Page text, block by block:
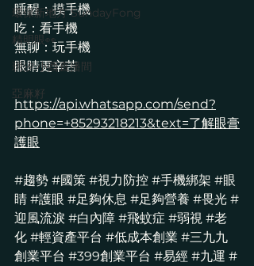
環保新地方 SundayFong
精明眼👀
玥汐.小酉直播間
亞麻籽
睡醒：摸手機
吃：看手機
無聊：玩手機
眼睛更辛苦
https://api.whatsapp.com/send?
phone=+85293218213&text=了解眼膏
護眼
#趨勢 #國策 #視力防控 #手機綁架 #眼
睛 #護眼 #足夠休息 #足夠營養 #畏光 #
迎風流淚 #白內障 #飛蚊症 #弱視 #老
化 #輕資產平台 #低成本創業 #三九九
創業平台 #399創業平台 #易經 #九運 #